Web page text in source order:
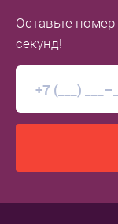
Оставьте номер
секунд!